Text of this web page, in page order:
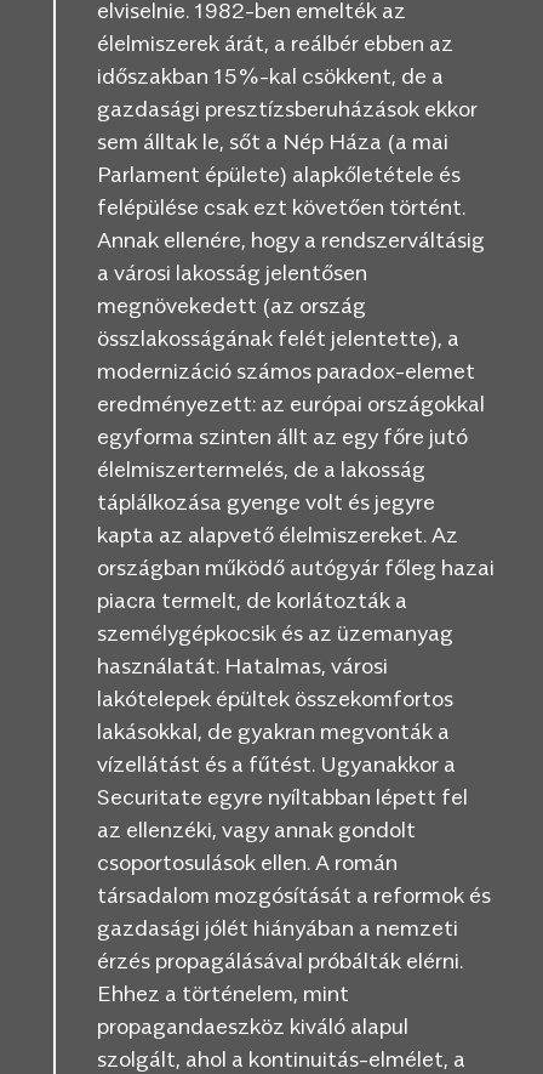
elviselnie. 1982-ben emelték az
élelmiszerek árát, a reálbér ebben az
időszakban 15%-kal csökkent, de a
gazdasági presztízsberuházások ekkor
sem álltak le, sőt a Nép Háza (a mai
Parlament épülete) alapkőletétele és
felépülése csak ezt követően történt.
Annak ellenére, hogy a rendszerváltásig
a városi lakosság jelentősen
megnövekedett (az ország
összlakosságának felét jelentette), a
modernizáció számos paradox-elemet
eredményezett: az európai országokkal
egyforma szinten állt az egy főre jutó
élelmiszertermelés, de a lakosság
táplálkozása gyenge volt és jegyre
kapta az alapvető élelmiszereket. Az
országban működő autógyár főleg hazai
piacra termelt, de korlátozták a
személygépkocsik és az üzemanyag
használatát. Hatalmas, városi
lakótelepek épültek összekomfortos
lakásokkal, de gyakran megvonták a
vízellátást és a fűtést. Ugyanakkor a
Securitate egyre nyíltabban lépett fel
az ellenzéki, vagy annak gondolt
csoportosulások ellen. A román
társadalom mozgósítását a reformok és
gazdasági jólét hiányában a nemzeti
érzés propagálásával próbálták elérni.
Ehhez a történelem, mint
propagandaeszköz kiváló alapul
szolgált, ahol a kontinuitás-elmélet, a